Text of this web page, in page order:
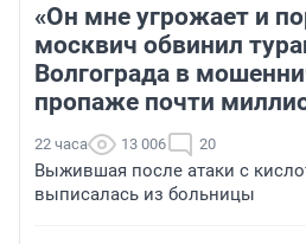
«Он мне угрожает и
москвич обвинил
Волгограда в
пропаже почти
22 часа 13 006 20
Выжившая после атаки с
выписалась из больницы